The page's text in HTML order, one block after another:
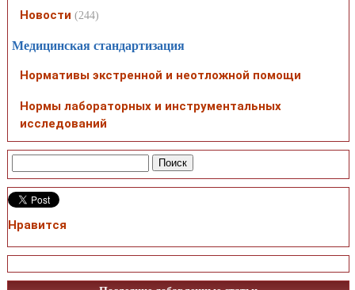
Новости (244)
Медицинская стандартизация
Нормативы экстренной и неотложной помощи
Нормы лабораторных и инструментальных
исследований
Нравится